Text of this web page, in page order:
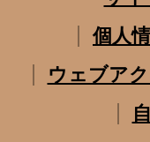
個人
ウェブア